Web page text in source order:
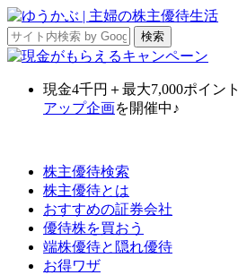
現金4千円＋最大7,000ポイント
アップ企画を開催中♪
株主優待検索
株主優待とは
おすすめの証券会社
優待株を買おう
端株優待と隠れ優待
お得ワザ